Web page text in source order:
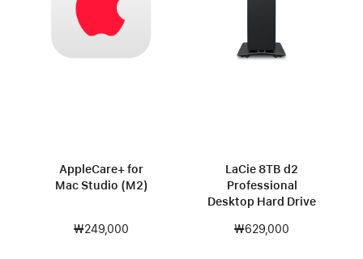
AppleCare+ for
Mac Studio (M2)
₩249,000
LaCie 8TB d2
Professional
Desktop Hard Drive
₩629,000